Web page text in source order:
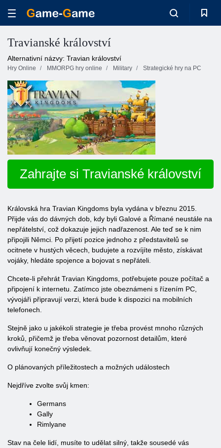
Travianské království
Alternativní názvy: Travian království
Hry Online MMORPG hry online Military Strategické hry na PC
Zahrajte si Travianské království
Královská hra Travian Kingdoms byla vydána v březnu 2015.
Přijde vás do dávných dob, kdy byli Galové a Římané neustále na
nepřátelství, což dokazuje jejich nadřazenost. Ale teď se k nim
připojili Němci. Po přijetí pozice jednoho z představitelů se
ocitnete v hustých věcech, budujete a rozvíjíte město, získávat
vojáky, hledáte spojence a bojovat s nepřáteli.
Chcete-li přehrát Travian Kingdoms, potřebujete pouze počítač a
připojení k internetu. Zatímco jste obeznámeni s řízením PC,
vývojáři připravují verzi, která bude k dispozici na mobilních
telefonech.
Stejně jako u jakékoli strategie je třeba provést mnoho různých
kroků, přičemž je třeba věnovat pozornost detailům, které
ovlivňují konečný výsledek.
O plánovaných příležitostech a možných událostech
Nejdříve zvolte svůj kmen:
Germans
Gally
Rimlyane
Stav na čele lidí, musíte to udělat silný, takže sousedé vás